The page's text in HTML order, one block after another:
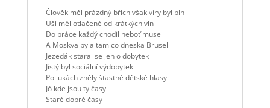
Člověk měl prázdný břich však víry byl pln
Uši měl otlačené od krátkých vln
Do práce každý chodil neboť musel
A Moskva byla tam co dneska Brusel
Jezeďák staral se jen o dobytek
Jistý byl sociální výdobytek
Po lukách zněly šťastné dětské hlasy
Jó kde jsou ty časy
Staré dobré časy